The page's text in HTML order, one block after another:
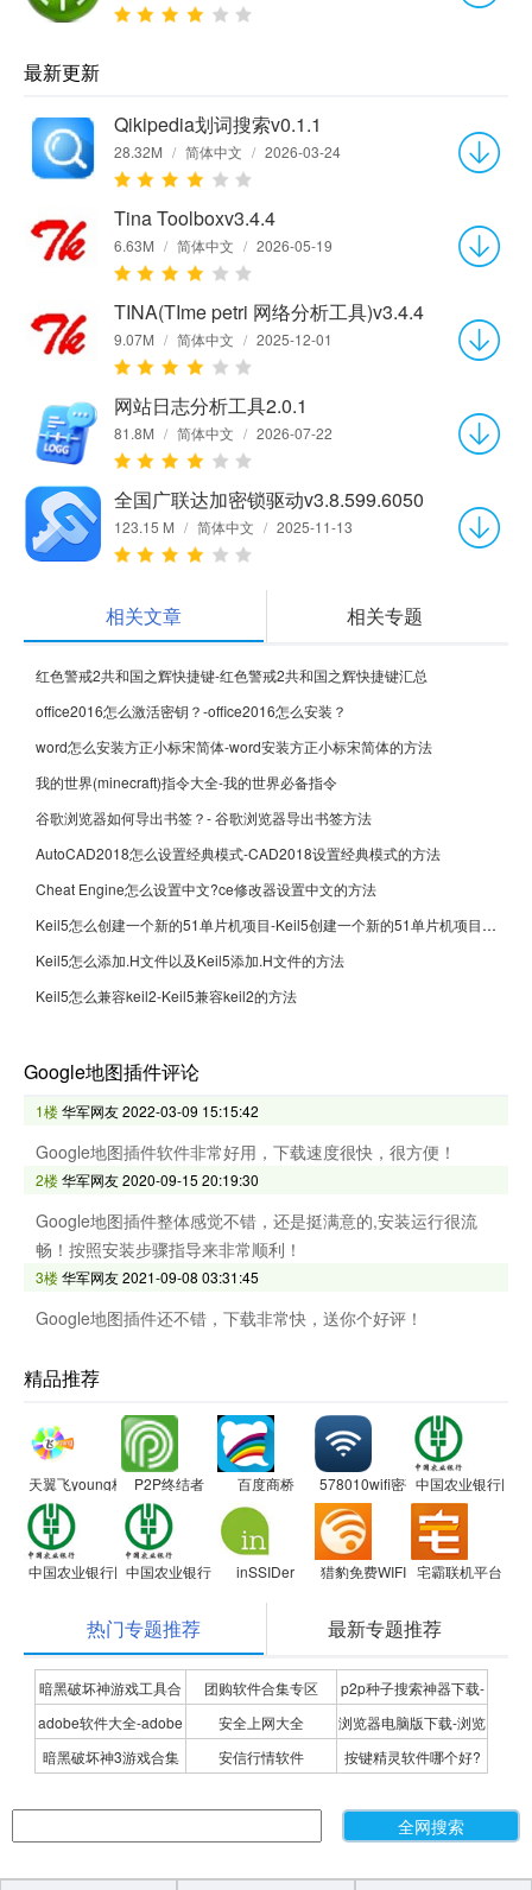
最新更新
Qikipedia划词搜索v0.1.1
28.32M / 简体中文 / 2026-03-24
Tina Toolboxv3.4.4
6.63M / 简体中文 / 2026-05-19
TINA(TIme petri 网络分析工具)v3.4.4
9.07M / 简体中文 / 2025-12-01
网站日志分析工具2.0.1
81.8M / 简体中文 / 2026-07-22
全国广联达加密锁驱动v3.8.599.6050
123.15 M / 简体中文 / 2025-11-13
相关文章 相关专题
红色警戒2共和国之辉快捷键-红色警戒2共和国之辉快捷键汇总
office2016怎么激活密钥？-office2016怎么安装？
word怎么安装方正小标宋简体-word安装方正小标宋简体的方法
我的世界(minecraft)指令大全-我的世界必备指令
谷歌浏览器如何导出书签？- 谷歌浏览器导出书签方法
AutoCAD2018怎么设置经典模式-CAD2018设置经典模式的方法
Cheat Engine怎么设置中文?ce修改器设置中文的方法
Keil5怎么创建一个新的51单片机项目-Keil5创建一个新的51单片机项目的方法
Keil5怎么添加.H文件以及Keil5添加.H文件的方法
Keil5怎么兼容keil2-Keil5兼容keil2的方法
Google地图插件评论
1楼华军网友2022-03-09 15:15:42
Google地图插件软件非常好用，下载速度很快，很方便！
2楼华军网友2020-09-15 20:19:30
Google地图插件整体感觉不错，还是挺满意的,安装运行很流
畅！按照安装步骤指导来非常顺利！
3楼华军网友2021-09-08 03:31:45
Google地图插件还不错，下载非常快，送你个好评！
精品推荐
天翼飞young校园客户端
P2P终结者 百度商桥 578010wifi密码查看器中国农业银行网
中国农业银行网银助手中国农业银行网银助手inSSIDer 猎豹免费WIFI 宅霸联机平台
热门专题推荐 最新专题推荐
暗黑破坏神游戏工具合
集
团购软件合集专区
p2p种子搜索神器下载-
P2P种子搜索神器专题
adobe软件大全-adobe
全系列软件下载-adobe
安全上网大全
浏览器电脑版下载-浏览
器下载合集
暗黑破坏神3游戏合集 安信行情软件
按键精灵软件哪个好?